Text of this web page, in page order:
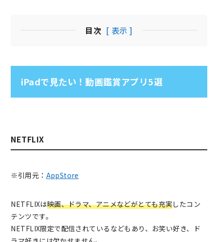
目次 [ 表示 ]
iPadで見たい！動画鑑賞アプリ5選
NETFLIX
※引用元： AppStore
NETFLIXは映画、ドラマ、アニメなどがとても充実したコン
テンツです。
NETFLIX限定で配信されているなどもあり、お笑い好き、ド